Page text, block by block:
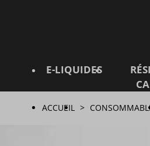
E-LIQUIDES
ACCUEIL